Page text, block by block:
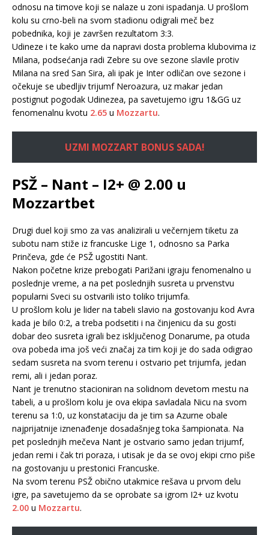
odnosu na timove koji se nalaze u zoni ispadanja. U prošlom
kolu su crno-beli na svom stadionu odigrali meč bez
pobednika, koji je završen rezultatom 3:3.
Udineze i te kako ume da napravi dosta problema klubovima iz
Milana, podsećanja radi Zebre su ove sezone slavile protiv
Milana na sred San Sira, ali ipak je Inter odličan ove sezone i
očekuje se ubedljiv trijumf Neroazura, uz makar jedan
postignut pogodak Udinezea, pa savetujemo igru 1&GG uz
fenomenalnu kvotu 2.65 u Mozzartu.
UZMI MOZZART BONUS SADA!
PSŽ – Nant – I2+ @ 2.00 u
Mozzartbet
Drugi duel koji smo za vas analizirali u večernjem tiketu za
subotu nam stiže iz francuske Lige 1, odnosno sa Parka
Prinčeva, gde će PSŽ ugostiti Nant.
Nakon početne krize prebogati Parižani igraju fenomenalno u
poslednje vreme, a na pet poslednjih susreta u prvenstvu
popularni Sveci su ostvarili isto toliko trijumfa.
U prošlom kolu je lider na tabeli slavio na gostovanju kod Avra
kada je bilo 0:2, a treba podsetiti i na činjenicu da su gosti
dobar deo susreta igrali bez isključenog Donarume, pa otuda
ova pobeda ima još veći značaj za tim koji je do sada odigrao
sedam susreta na svom terenu i ostvario pet trijumfa, jedan
remi, ali i jedan poraz.
Nant je trenutno stacioniran na solidnom devetom mestu na
tabeli, a u prošlom kolu je ova ekipa savladala Nicu na svom
terenu sa 1:0, uz konstataciju da je tim sa Azurne obale
najprijatnije iznenađenje dosadašnjeg toka šampionata. Na
pet poslednjih mečeva Nant je ostvario samo jedan trijumf,
jedan remi i čak tri poraza, i utisak je da se ovoj ekipi crno piše
na gostovanju u prestonici Francuske.
Na svom terenu PSŽ obično utakmice rešava u prvom delu
igre, pa savetujemo da se oprobate sa igrom I2+ uz kvotu
2.00 u Mozzartu.